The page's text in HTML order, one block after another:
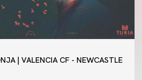
| VALENCIA CF - NEWCASTLE